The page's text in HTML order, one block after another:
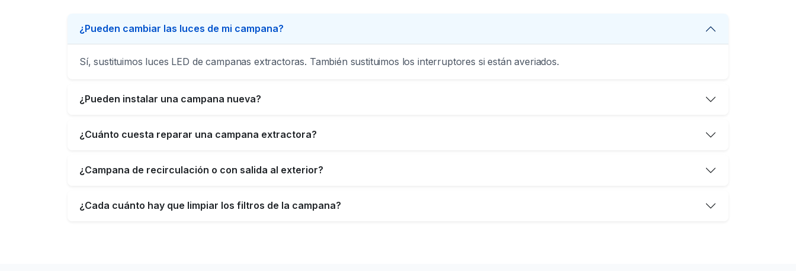
¿Pueden cambiar las luces de mi campana?
Sí, sustituimos luces LED de campanas extractoras. También sustituimos los interruptores si están averiados.
¿Pueden instalar una campana nueva?
¿Cuánto cuesta reparar una campana extractora?
¿Campana de recirculación o con salida al exterior?
¿Cada cuánto hay que limpiar los filtros de la campana?